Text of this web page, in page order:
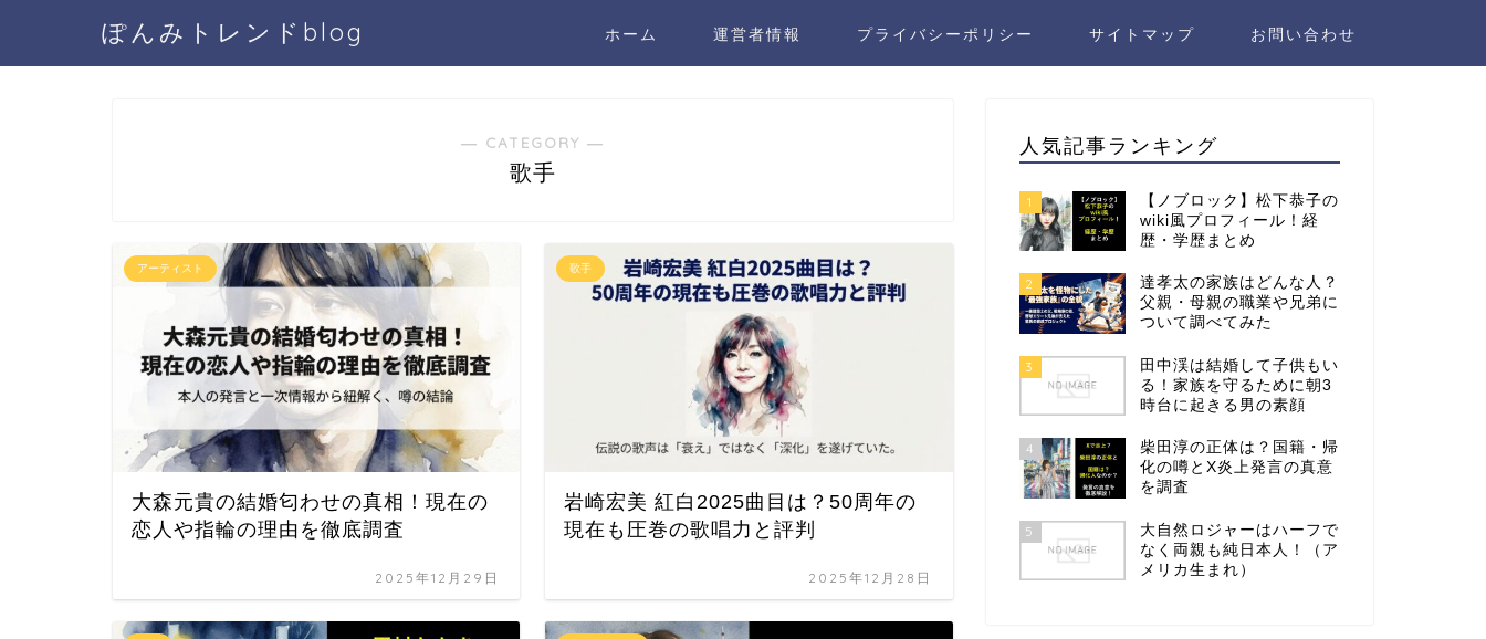
ぽんみトレンドblog ホーム 運営者情報 プライバシーポリシー サイトマップ お問い合わせ
― CATEGORY ―
歌手
アーティスト
大森元貴の結婚匂わせの真相！現在の
恋人や指輪の理由を徹底調査
2025年12月29日
歌手
岩崎宏美 紅白2025曲目は？50周年の
現在も圧巻の歌唱力と評判
2025年12月28日
人気記事ランキング
1
【ノブロック】松下恭子の
wiki風プロフィール！経
歴・学歴まとめ
2
達孝太の家族はどんな人？
父親・母親の職業や兄弟に
ついて調べてみた
3
田中渓は結婚して子供もい
る！家族を守るために朝3
時台に起きる男の素顔
4
柴田淳の正体は？国籍・帰
化の噂とX炎上発言の真意
を調査
5
大自然ロジャーはハーフで
なく両親も純日本人！（ア
メリカ生まれ）